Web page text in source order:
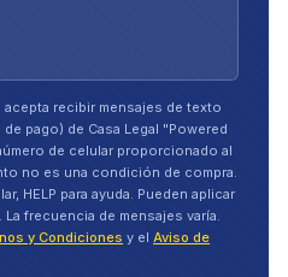
recibir mensajes de texto
pago) de Casa Legal "Powered
de celular proporcionado al
no es una condición de compra.
HELP para ayuda. Pueden aplicar
frecuencia de mensajes varía.
y Condiciones y el Aviso de